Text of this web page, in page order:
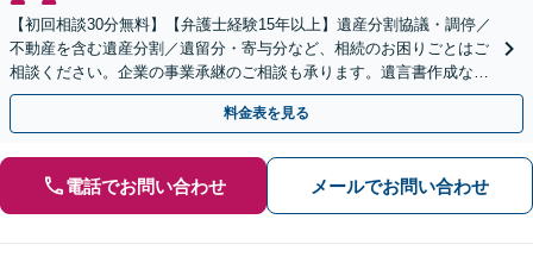
【初回相談30分無料】【弁護士経験15年以上】遺産分割協議・調停／
不動産を含む遺産分割／遺留分・寄与分など、相続のお困りごとはご
相談ください。企業の事業承継のご相談も承ります。遺言書作成など
生前対策もサポート【烏丸駅3分】【Web面談可】
料金表を見る
電話でお問い合わせ メールでお問い合わせ